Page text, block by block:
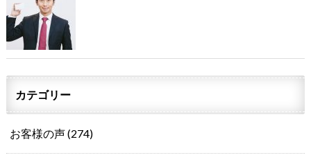
カテゴリー
お客様の声(274)